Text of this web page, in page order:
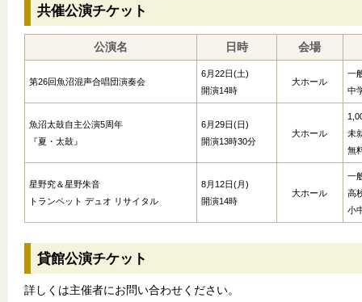
共催公演チケット
公演名 日時 会場
第26回魚沼混声合唱団演奏会
6月22日(土)
開演14時
大ホール
一
中
魚沼太鼓自主公演5周年
『夏・太鼓』
6月29日(日)
開演13時30分
大ホール
未
無
星野究＆星野朱音
トランペット デュオ リサイタル
8月12日(月)
開演14時
大ホール
一
高
小
貸館公演チケット
詳しくは主催者にお問い合わせください。